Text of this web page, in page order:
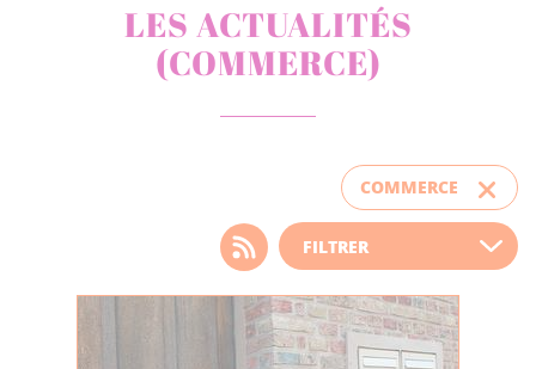
LES ACTUALITÉS
(COMMERCE)
COMMERCE
Choisissez votre filtre
d'actualité